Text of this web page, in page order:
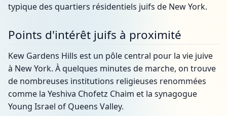
typique des quartiers résidentiels juifs de New York.
Points d'intérêt juifs à proximité
Kew Gardens Hills est un pôle central pour la vie juive
à New York. À quelques minutes de marche, on trouve
de nombreuses institutions religieuses renommées
comme la Yeshiva Chofetz Chaim et la synagogue
Young Israel of Queens Valley.